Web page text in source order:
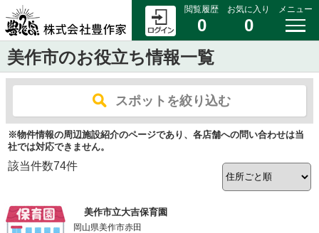
閲覧履歴
0
お気に入り
0
メニュー
美作市のお役立ち情報一覧
スポットを絞り込む
※物件情報の周辺施設紹介のページであり、各店舗への問い合わせは当
社では対応できません。
該当件数74件
美作市立大吉保育園
岡山県美作市赤田